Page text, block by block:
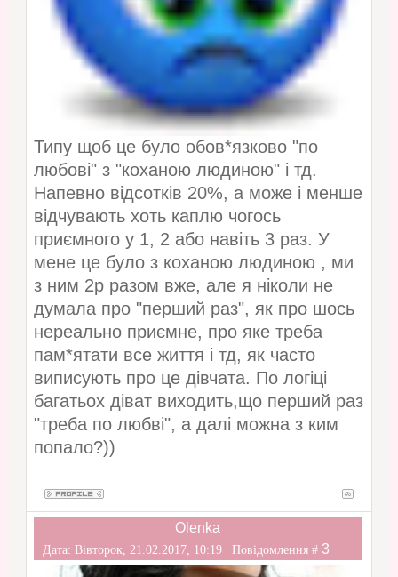
Типу щоб це було обов*язково "по
любові" з "коханою людиною" і тд.
Напевно відсотків 20%, а може і менше
відчувають хоть каплю чогось
приємного у 1, 2 або навіть 3 раз. У
мене це було з коханою людиною , ми
з ним 2р разом вже, але я ніколи не
думала про "перший раз", як про шось
нереально приємне, про яке треба
пам*ятати все життя і тд, як часто
виписують про це дівчата. По логіці
багатьох діват виходить,що перший раз
"треба по любві", а далі можна з ким
попало?))
Olenka
Дата: Вівторок, 21.02.2017, 10:19 | Повідомлення # 3